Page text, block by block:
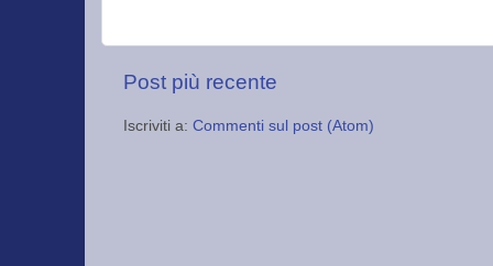
Post più recente
Iscriviti a: Commenti sul post (Atom)